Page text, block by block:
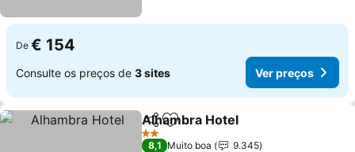
De € 154
Consulte os preços de 3 sites Ver preços
PartilharAdicionar aos favoritos
Alhambra Hotel
2 Estrelas
8,1 Muito boa
9.345